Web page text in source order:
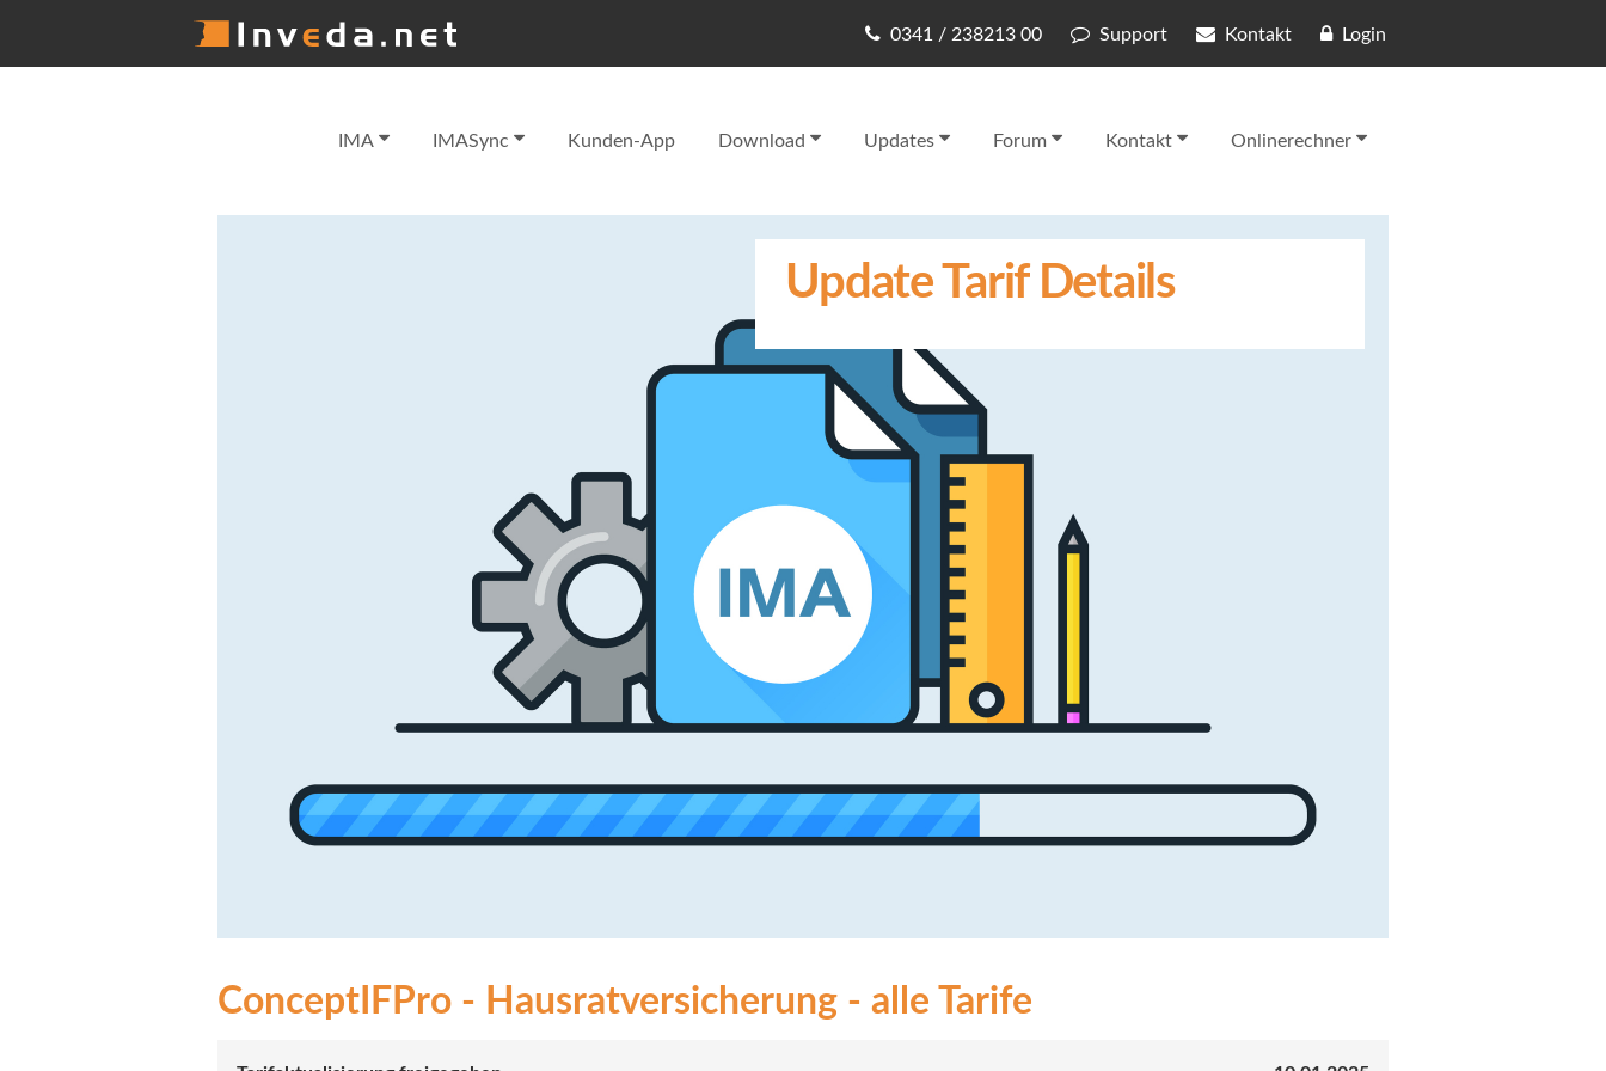
0341 / 238213 00 Support Kontakt Login
IMA IMASync Kunden-App Download Updates Forum Kontakt Onlinerechner
Update Tarif Details
ConceptIFPro - Hausratversicherung - alle Tarife